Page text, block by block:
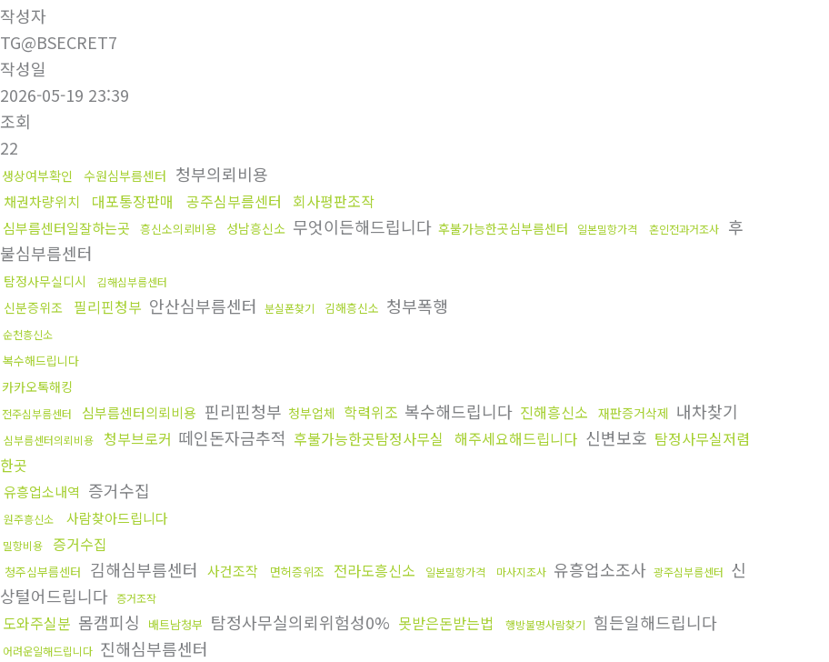
작성자
TG@BSECRET7
작성일
2026-05-19 23:39
조회
22
생상여부확인 수원심부름센터 청부의뢰비용
채권차량위치 대포통장판매 공주심부름센터 회사평판조작
심부름센터일잘하는곳 흥신소의뢰비용 성남흥신소 무엇이든해드립니다 후불가능한곳심부름센터 일본밀항가격 혼인전과거조사
후
불심부름센터
탐정사무실디시 김해심부름센터
신분증위조 필리핀청부 안산심부름센터 분실폰찾기 김해흥신소 청부폭행
순천흥신소
복수해드립니다
카카오톡해킹
전주심부름센터 심부름센터의뢰비용 핀리핀청부 청부업체 학력위조 복수해드립니다 진해흥신소 재판증거삭제 내차찾기
심부름센터의뢰비용 청부브로커 떼인돈자금추적 후불가능한곳탐정사무실 해주세요해드립니다 신변보호 탐정사무실저렴
한곳
유흥업소내역 증거수집
원주흥신소 사람찾아드립니다
밀항비용 증거수집
청주심부름센터 김해심부름센터 사건조작 면허증위조 전라도흥신소 일본밀항가격 마사지조사 유흥업소조사 광주심부름센터 신
상털어드립니다 증거조작
도와주실분 몸캠피싱 배트남청부 탐정사무실의뢰위험성0% 못받은돈받는법 행방불명사람찾기 힘든일해드립니다
어려운일해드립니다 진해심부름센터